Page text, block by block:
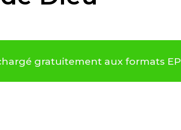
gratuitement aux formats